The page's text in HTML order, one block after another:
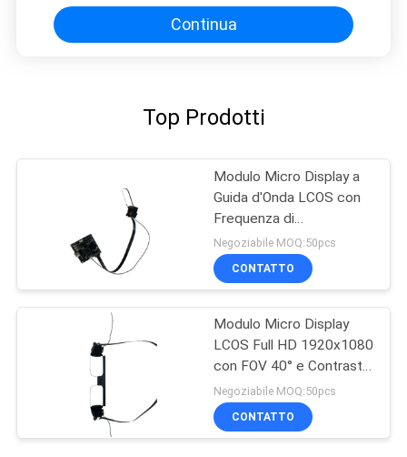
Continua
Top Prodotti
Modulo Micro Display a
Guida d'Onda LCOS con
Frequenza di
Aggiornamento 120Hz,
Campo Visivo 40° e
Risoluzione 1920x1080
Negoziabile MOQ:50pcs
CONTATTO
Modulo Micro Display
LCOS Full HD 1920x1080
con FOV 40° e Contrasto
Elevato 200:1 per
Applicazioni AR/VR
Negoziabile MOQ:50pcs
CONTATTO